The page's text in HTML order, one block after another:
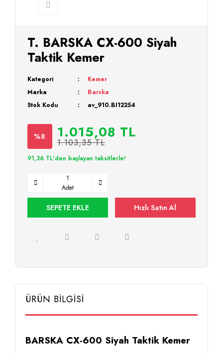
T. BARSKA CX-600 Siyah
Taktik Kemer
Kategori
Kemer
Marka
Barska
Stok Kodu
av_910.BI12254
%8 1.015,08 TL
1.103,35 TL
91,36 TL'den başlayan taksitlerle!
Adet
SEPETE EKLE Hızlı Satın Al
ÜRÜN BİLGİSİ
BARSKA CX-600 Siyah Taktik Kemer